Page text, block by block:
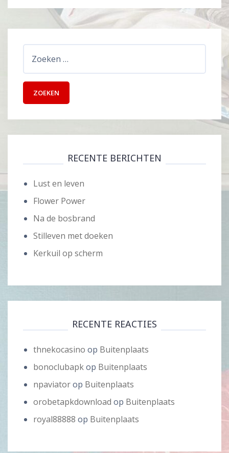
RECENTE BERICHTEN
Lust en leven
Flower Power
Na de bosbrand
Stilleven met doeken
Kerkuil op scherm
RECENTE REACTIES
thnekocasino op Buitenplaats
bonoclubapkop Buitenplaats
npaviatorop Buitenplaats
orobetapkdownload op Buitenplaats
royal88888 op Buitenplaats